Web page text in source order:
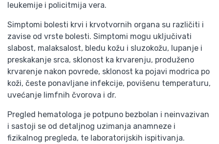
leukemije i policitmija vera.
Simptomi bolesti krvi i krvotvornih organa su različiti i
zavise od vrste bolesti. Simptomi mogu uključivati
slabost, malaksalost, bledu kožu i sluzokožu, lupanje i
preskakanje srca, sklonost ka krvarenju, produženo
krvarenje nakon povrede, sklonost ka pojavi modrica po
koži, česte ponavljane infekcije, povišenu temperaturu,
uvećanje limfnih čvorova i dr.
Pregled hematologa je potpuno bezbolan i neinvazivan
i sastoji se od detaljnog uzimanja anamneze i
fizikalnog pregleda, te laboratorijskih ispitivanja.